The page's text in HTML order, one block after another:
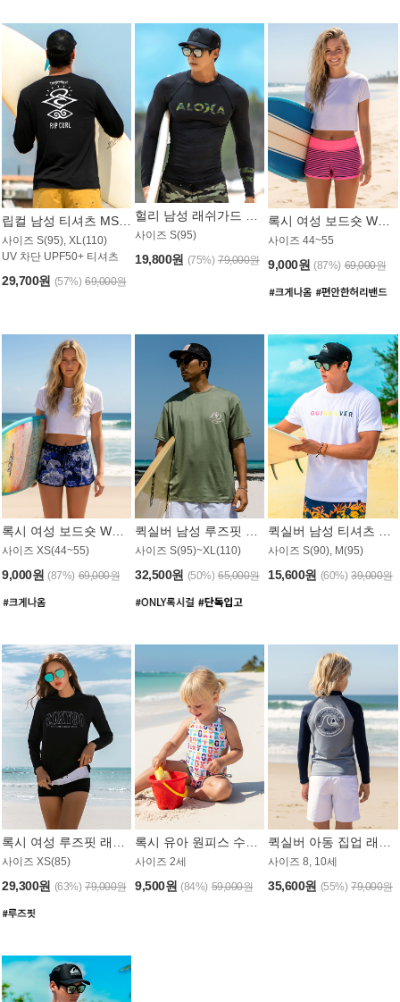
사이즈 S(95), XL(110)
UV 차단 UPF50+ 티셔츠
29,700원 (57%) 69,000원
사이즈 S(95)
19,800원 (75%) 79,000원
사이즈 44~55
9,000원 (87%) 69,000원
사이즈 XS(44~55)
9,000원 (87%) 69,000원
사이즈 S(95)~XL(110)
32,500원 (50%) 65,000원
사이즈 S(90), M(95)
15,600원 (60%) 39,000원
사이즈 XS(85)
29,300원 (63%) 79,000원
사이즈 2세
9,500원 (84%) 59,000원
사이즈 8, 10세
35,600원 (55%) 79,000원